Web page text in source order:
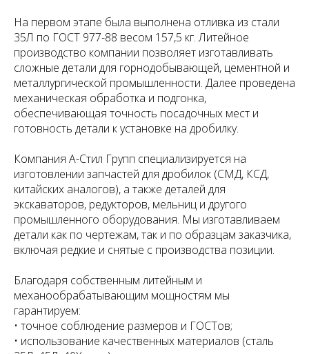
На первом этапе была выполнена отливка из стали
35Л по ГОСТ 977-88 весом 157,5 кг. Литейное
производство компании позволяет изготавливать
сложные детали для горнодобывающей, цементной и
металлургической промышленности. Далее проведена
механическая обработка и подгонка,
обеспечивающая точность посадочных мест и
готовность детали к установке на дробилку.
Компания А-Стил Групп специализируется на
изготовлении запчастей для дробилок (СМД, КСД,
китайских аналогов), а также деталей для
экскаваторов, редукторов, мельниц и другого
промышленного оборудования. Мы изготавливаем
детали как по чертежам, так и по образцам заказчика,
включая редкие и снятые с производства позиции.
Благодаря собственным литейным и
механообрабатывающим мощностям мы
гарантируем:
• точное соблюдение размеров и ГОСТов;
• использование качественных материалов (сталь